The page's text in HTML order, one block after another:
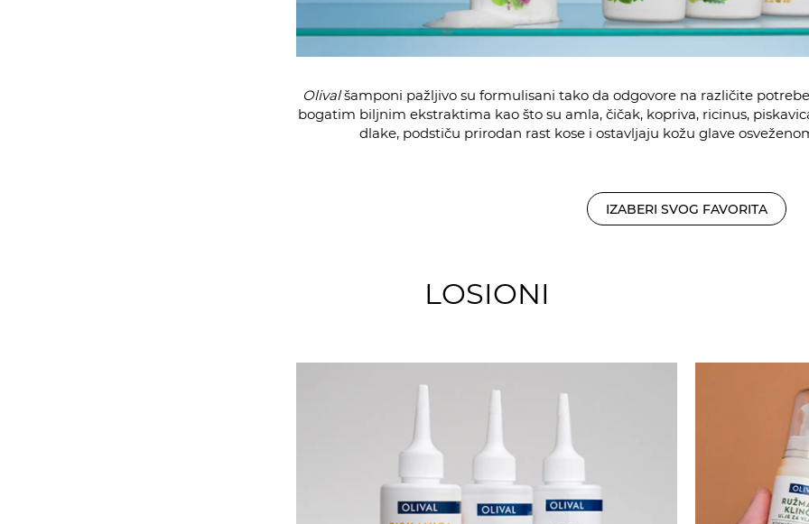
Olivalšamponi pažljivo su formulisani tako da odgovore na različite
bogatim biljnim ekstraktima kao što su amla, čičak, kopriva, ricinus,
dlake, podstiču prirodan rast kose i ostavljaju kožu glave
IZABERI SVOG FAVORITA
LOSIONI